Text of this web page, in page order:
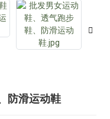
防滑运动鞋